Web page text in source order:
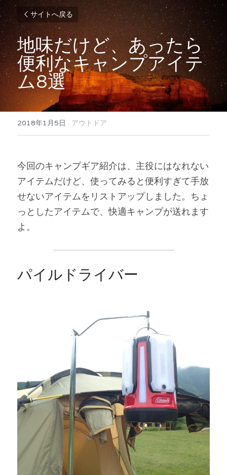
サイトへ戻る
地味だけど、あったら
便利なキャンプアイテ
ム8選
2018年1月5日 · アウトドア
今回のキャンプギア紹介は、主役にはなれない
アイテムだけど、使ってみると便利すぎて手放
せないアイテムをリストアップしました。ちょ
っとしたアイテムで、快適キャンプが送れます
よ。
パイルドライバー